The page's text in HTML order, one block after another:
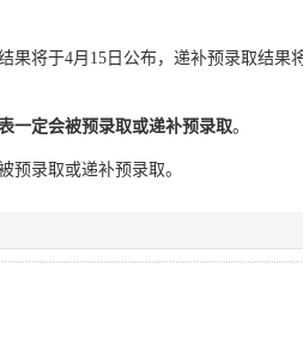
将于4月15日公布，递补预录取结果
一定会被预录取或递补预录取。
预录取或递补预录取。